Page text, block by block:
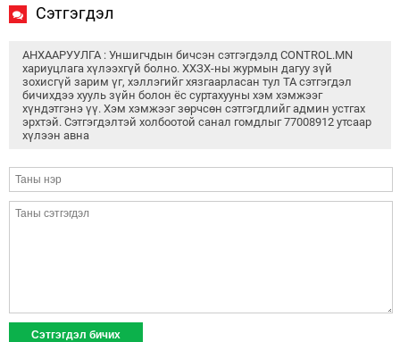
Сэтгэгдэл
АНХААРУУЛГА : Уншигчдын бичсэн сэтгэгдэлд CONTROL.MN
хариуцлага хүлээхгүй болно. ХХЗХ-ны журмын дагуу зүй
зохисгүй зарим үг, хэллэгийг хязгаарласан тул ТА сэтгэгдэл
бичихдээ хууль зүйн болон ёс суртахууны хэм хэмжээг
хүндэтгэнэ үү. Хэм хэмжээг зөрчсөн сэтгэгдлийг админ устгах
эрхтэй. Сэтгэгдэлтэй холбоотой санал гомдлыг 77008912 утсаар
хүлээн авна